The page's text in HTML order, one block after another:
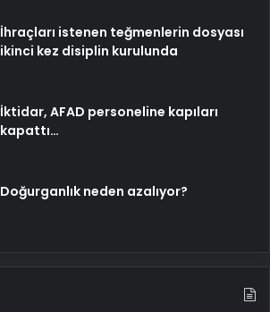
İhraçları istenen teğmenlerin dosyası
ikinci kez disiplin kurulunda
İktidar, AFAD personeline kapıları
kapattı…
Doğurganlık neden azalıyor?